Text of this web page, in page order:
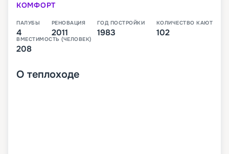
КОМФОРТ
ПАЛУБЫ
4
РЕНОВАЦИЯ
2011
ГОД ПОСТРОЙКИ
1983
КОЛИЧЕСТВО КАЮТ
102
ВМЕСТИМОСТЬ (ЧЕЛОВЕК)
208
О теплоходе